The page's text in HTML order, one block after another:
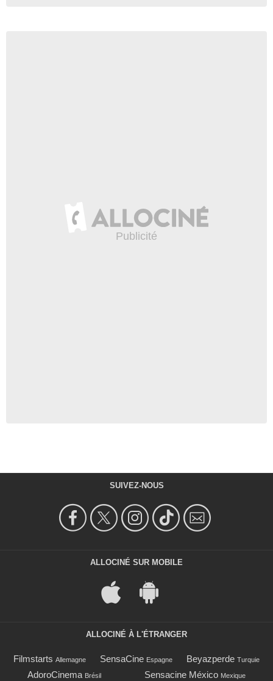
SUIVEZ-NOUS
ALLOCINÉ SUR MOBILE
ALLOCINÉ À L'ÉTRANGER
Filmstarts Allemagne SensaCine Espagne Beyazperde Turquie
AdoroCinema Brésil Sensacine México Mexique